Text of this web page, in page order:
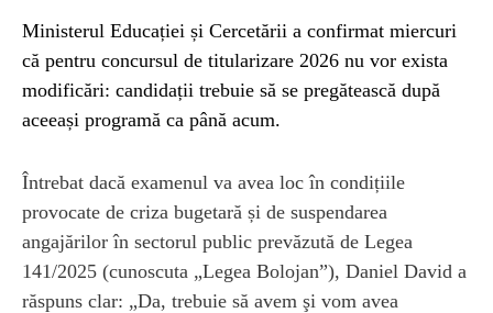
Ministerul Educației și Cercetării a confirmat miercuri
că pentru concursul de titularizare 2026 nu vor exista
modificări: candidații trebuie să se pregătească după
aceeași programă ca până acum.
Întrebat dacă examenul va avea loc în condițiile
provocate de criza bugetară și de suspendarea
angajărilor în sectorul public prevăzută de Legea
141/2025 (cunoscuta „Legea Bolojan”), Daniel David a
răspuns clar: „Da, trebuie să avem şi vom avea